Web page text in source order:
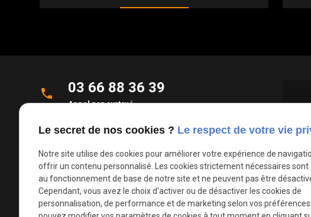
phone 03 66 88 36 39
Appel non surtaxé
place
Allée des Roseaux
59270 Bailleul
mail contact@deco-stores.com
Le secret de nos cookies ? Le respect de votre vie
Notre site utilise des cookies pour améliorer votre expérience de
offrir un contenu personnalisé. Les cookies strictement nécessaires sont
au fonctionnement de base de notre site et ne peuvent pas être
Cependant, vous avez le choix d'activer ou de désactiver les cookies de
personnalisation, de performance et de marketing selon vos